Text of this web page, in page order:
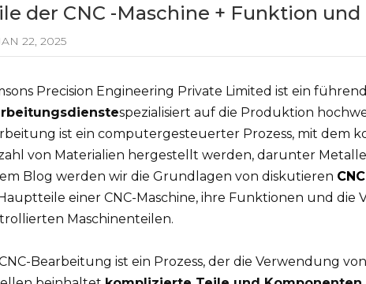
der CNC -Maschine + Funktion
22, 2025
Precision Engineering Private Limited ist ein
spezialisiert auf die Produktion
ist ein computergesteuerter Prozess, mit dem
von Materialien hergestellt werden, darunter
Blog werden wir die Grundlagen von diskutieren
einer CNC-Maschine, ihre Funktionen und die
Maschinenteilen.
Bearbeitung ist ein Prozess, der die Verwendung